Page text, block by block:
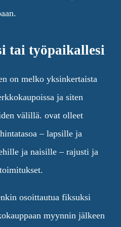
tai työpaikallesi
on melko yksinkertaista
ja siten
välillä. ovat olleet
– lapsille ja
ja naisille – rajusti ja
osoittautua fiksuksi
myynnin jälkeen